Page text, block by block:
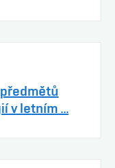
v letním ...